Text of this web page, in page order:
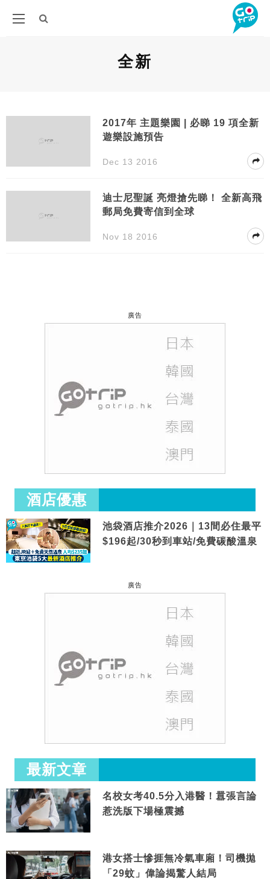
全新
2017年 主題樂園 | 必睇 19 項全新
遊樂設施預告
Dec 13 2016
迪士尼聖誕 亮燈搶先睇！ 全新高飛
郵局免費寄信到全球
Nov 18 2016
廣告
酒店優惠
池袋酒店推介2026｜13間必住最平
$196起/30秒到車站/免費碳酸溫泉
廣告
最新文章
名校女考40.5分入港醫！囂張言論
惹洗版下場極震撼
港女搭士慘捱無冷氣車廂！司機拋
「29蚊」偉論揭驚人結局